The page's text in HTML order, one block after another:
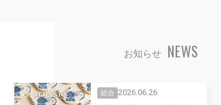
NEWS
お知らせ
総合 2026.06.26